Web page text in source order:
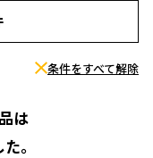
条件をすべて解除
は
。